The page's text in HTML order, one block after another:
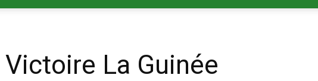
La Guinée